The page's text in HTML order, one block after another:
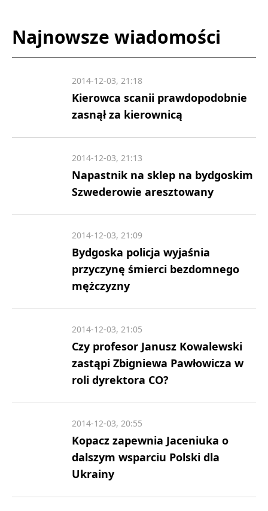
Najnowsze wiadomości
Kierowca scanii prawdopodobnie
zasnął za kierownicą
2014-12-03, 21:18
Napastnik na sklep na bydgoskim
Szwederowie aresztowany
2014-12-03, 21:13
Bydgoska policja wyjaśnia
przyczynę śmierci bezdomnego
mężczyzny
2014-12-03, 21:09
Czy profesor Janusz Kowalewski
zastąpi Zbigniewa Pawłowicza w
roli dyrektora CO?
2014-12-03, 21:05
Kopacz zapewnia Jaceniuka o
dalszym wsparciu Polski dla
Ukrainy
2014-12-03, 20:55